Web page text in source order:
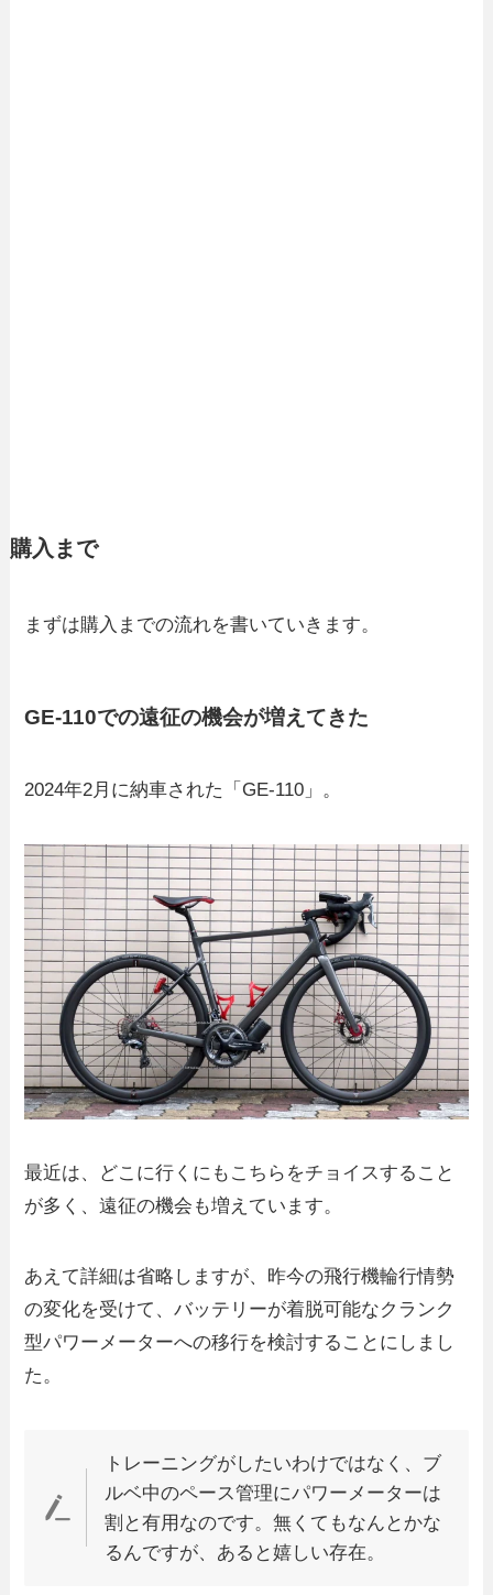
購入まで
まずは購入までの流れを書いていきます。
GE-110での遠征の機会が増えてきた
2024年2月に納車された「GE-110」。
最近は、どこに行くにもこちらをチョイスすること
が多く、遠征の機会も増えています。
あえて詳細は省略しますが、昨今の飛行機輪行情勢
の変化を受けて、バッテリーが着脱可能なクランク
型パワーメーターへの移行を検討することにしまし
た。
トレーニングがしたいわけではなく、ブ
ルベ中のペース管理にパワーメーターは
割と有用なのです。無くてもなんとかな
るんですが、あると嬉しい存在。